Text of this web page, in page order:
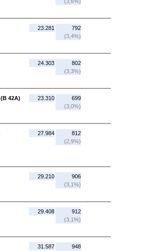
23.281
792
(3,4%)
24.303
802
(3,3%)
42A)
23.310
699
(3,0%)
27.984
812
(2,9%)
29.210
906
(3,1%)
29.408
912
(3,1%)
31.587
948